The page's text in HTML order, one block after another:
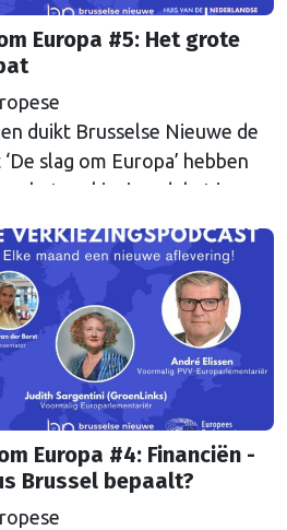
Europa #5: Het grote
duikt Brusselse Nieuwe de
slag om Europa’ hebben
het verkiezingsdebat in
Europa #4: Financiën -
Brussel bepaalt?